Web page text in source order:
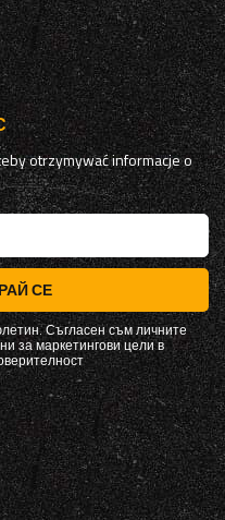
otrzymywać informacje o
СЕ
Съгласен съм личните
за маркетингови цели в